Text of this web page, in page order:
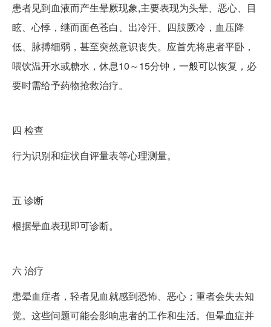
患者见到血液而产生晕厥现象,主要表现为头晕、恶心、目
眩、心悸，继而面色苍白、出冷汗、四肢厥冷，血压降
低、脉搏细弱，甚至突然意识丧失。应首先将患者平卧，
喂饮温开水或糖水，休息10～15分钟，一般可以恢复，必
要时需给予药物抢救治疗。
四 检查
行为识别和症状自评量表等心理测量。
五 诊断
根据晕血表现即可诊断。
六治疗
患晕血症者，轻者见血就感到恐怖、恶心；重者会失去知
觉。这些问题可能会影响患者的工作和生活。但晕血症并